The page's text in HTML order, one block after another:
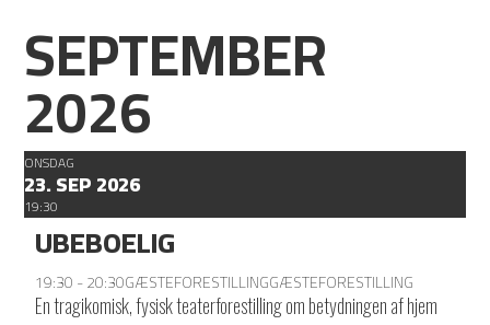
SEPTEMBER
2026
ONSDAG
23. SEP 2026
19:30
UBEBOELIG
19:30 - 20:30GÆSTEFORESTILLINGGÆSTEFORESTILLING
En tragikomisk, fysisk teaterforestilling om betydningen af hjem